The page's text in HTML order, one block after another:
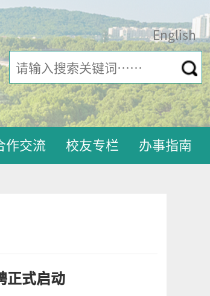
English
作交流 校友专栏 办事指南
正式启动